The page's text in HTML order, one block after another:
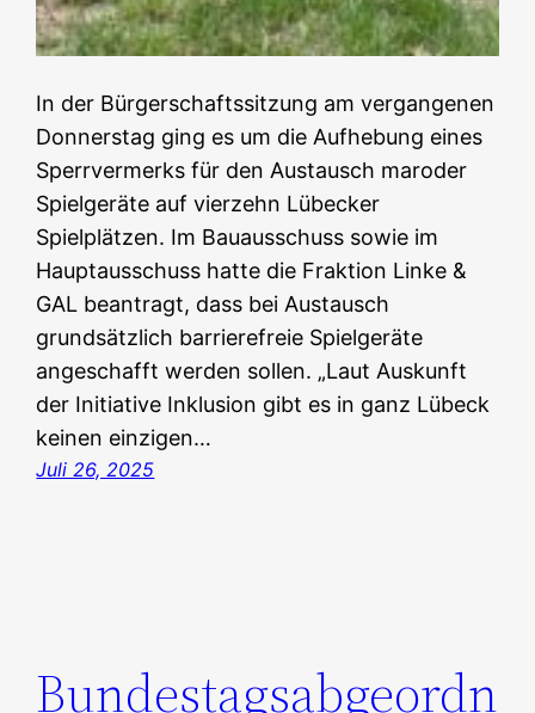
In der Bürgerschaftssitzung am vergangenen
Donnerstag ging es um die Aufhebung eines
Sperrvermerks für den Austausch maroder
Spielgeräte auf vierzehn Lübecker
Spielplätzen. Im Bauausschuss sowie im
Hauptausschuss hatte die Fraktion Linke &
GAL beantragt, dass bei Austausch
grundsätzlich barrierefreie Spielgeräte
angeschafft werden sollen. „Laut Auskunft
der Initiative Inklusion gibt es in ganz Lübeck
keinen einzigen…
Juli 26, 2025
Bundestagsabgeordn